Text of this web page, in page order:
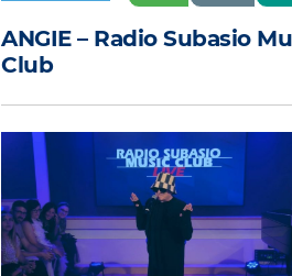
ANGIE – Radio Subasio
Club